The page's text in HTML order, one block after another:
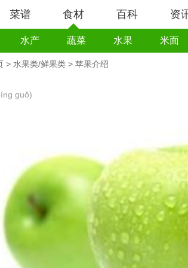
菜谱 食材 百科 资
水产 蔬菜 水果 米面
> 水果类/鲜果类 > 苹果介绍
guǒ)